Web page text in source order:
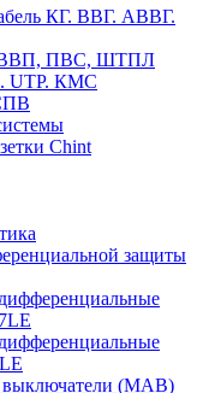
КГ. ВВГ. АВВГ.
ПВС, ШТПЛ
UTP. КМС
Chint
защиты
выключатели (МАВ)